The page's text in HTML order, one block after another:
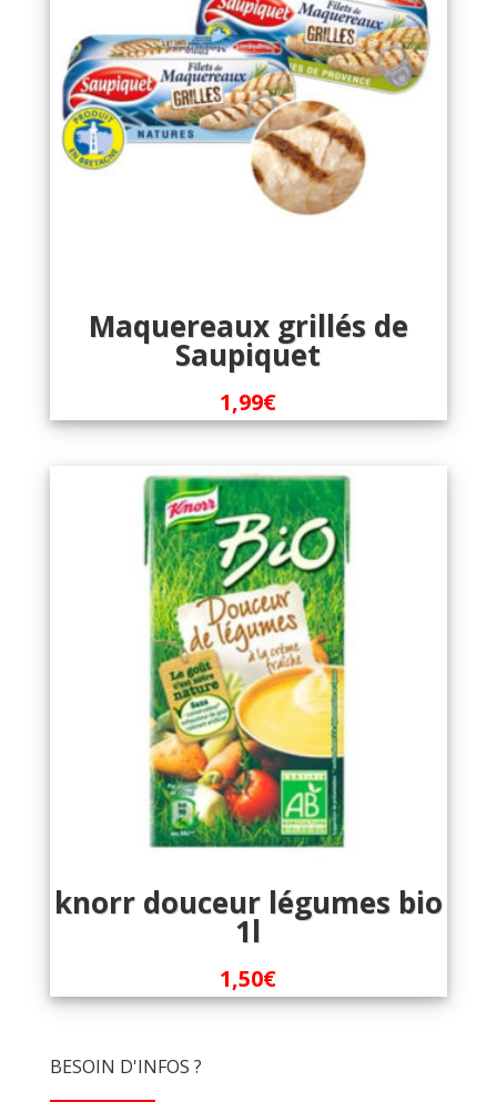
Maquereaux grillés de
Saupiquet
1,99€
knorr douceur légumes bio
1l
1,50€
BESOIN D'INFOS ?